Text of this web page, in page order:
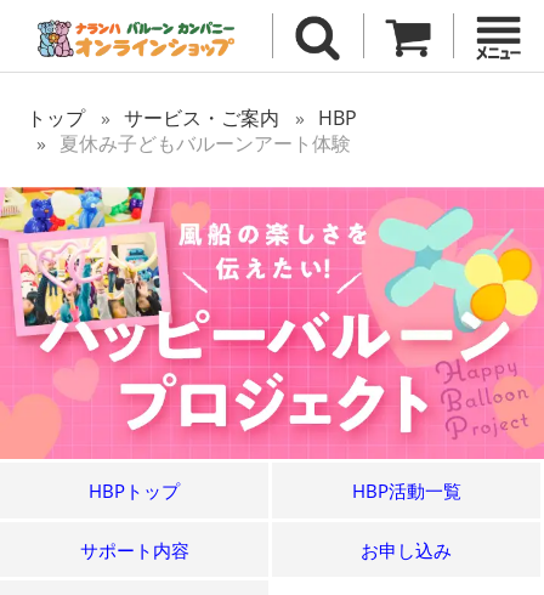
トップ サービス・ご案内
HBP
夏休み子どもバルーンアート体験
HBPトップ HBP活動一覧
サポート内容 お申し込み